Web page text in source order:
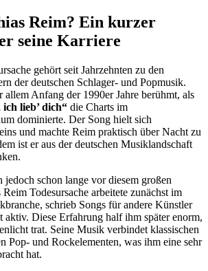
Reim? Ein kurzer
seine Karriere
gehört seit Jahrzehnten zu den
der deutschen Schlager- und Popmusik.
Anfang der 1990er Jahre berühmt, als
lieb’ dich“ die Charts im
dominierte. Der Song hielt sich
und machte Reim praktisch über Nacht zu
ist er aus der deutschen Musiklandschaft
jedoch schon lange vor diesem großen
Todesursache arbeitete zunächst im
schrieb Songs für andere Künstler
aktiv. Diese Erfahrung half ihm später enorm,
trat. Seine Musik verbindet klassischen
Pop- und Rockelementen, was ihm eine sehr
hat.